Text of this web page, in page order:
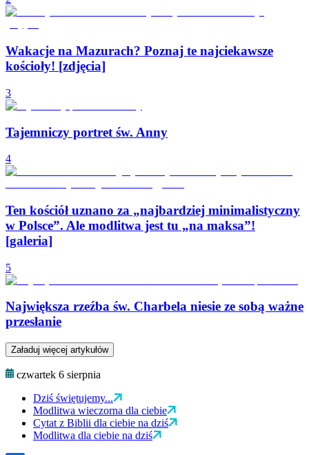
Wakacje na Mazurach? Poznaj te najciekawsze
kościoły! [zdjęcia]
3
Tajemniczy portret św. Anny
4
Ten kościół uznano za „najbardziej minimalistyczny
w Polsce”. Ale modlitwa jest tu „na maksa”!
[galeria]
5
Największa rzeźba św. Charbela niesie ze sobą ważne
przesłanie
Załaduj więcej artykułów
czwartek 6 sierpnia
Dziś świętujemy...
Modlitwa wieczorna dla ciebie
Cytat z Biblii dla ciebie na dziś
Modlitwa dla ciebie na dziś